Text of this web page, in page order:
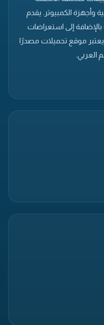
وأجهزة الكمبيوتر. يقدم
بالإضافة إلى استعراضات
موقع تحميلات مصدرًا
العربي.